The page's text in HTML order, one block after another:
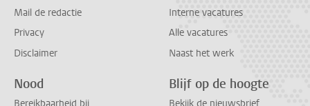
Mail de redactie
Privacy
Disclaimer
Interne vacatures
Alle vacatures
Naast het werk
Nood Blijf op de hoogte